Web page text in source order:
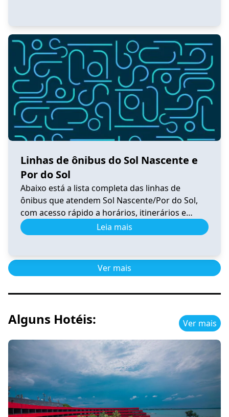
horários 0.550 Horário de Ônibus 0.550
Sobradinho […]
Linhas de ônibus do Sol Nascente e
Por do Sol
Abaixo está a lista completa das linhas de
ônibus que atendem Sol Nascente/Por do Sol,
com acesso rápido a horários, itinerários e
informações atualizadas. 0.020 Horário e
Itinerário 0.020 – Santa Maria (Av. Santa
Ver horários 0.039 Horário de Ônibus 0.039
Ceilândia – Tempo Real e Itinerário (2026) Ver
Leia mais
Ver mais
Alguns Hotéis: Ver mais